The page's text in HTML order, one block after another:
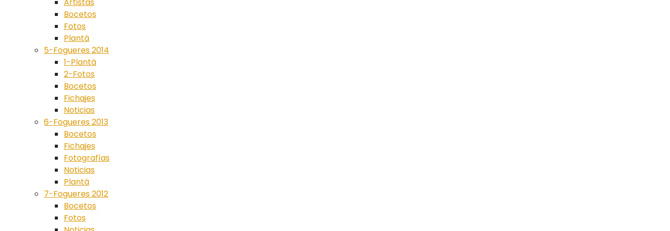
Bocetos
Fotos
Plantà
5-Fogueres 2014
1-Plantà
2-Fotos
Bocetos
Fichajes
Noticias
6-Fogueres 2013
Bocetos
Fichajes
Fotografías
Noticias
Plantà
7-Fogueres 2012
Bocetos
Fotos